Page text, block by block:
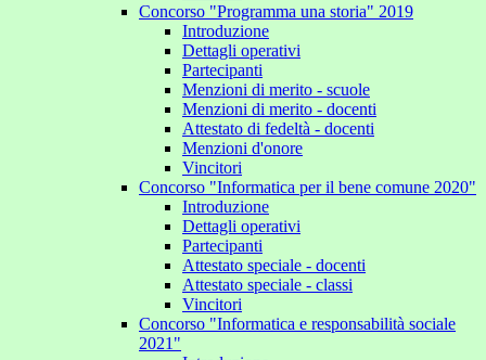
Concorso "Programma una storia" 2019
Introduzione
Dettagli operativi
Partecipanti
Menzioni di merito - scuole
Menzioni di merito - docenti
Attestato di fedeltà - docenti
Menzioni d'onore
Vincitori
Concorso "Informatica per il bene comune 2020"
Introduzione
Dettagli operativi
Partecipanti
Attestato speciale - docenti
Attestato speciale - classi
Vincitori
Concorso "Informatica e responsabilità sociale
2021"